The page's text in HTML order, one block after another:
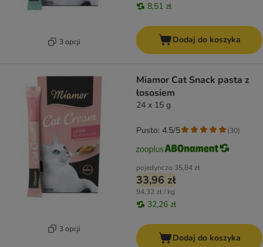
3 opcji
8,51 zł
Dodaj do koszyka
3 opcji
Miamor Cat Snack pasta z
łososiem
24 x 15 g
pojedynczo 35,84 zł
33,96 zł
94,32 zł / kg
32,26 zł
Pusto: 4.5/5 (30)
Dodaj do koszyka